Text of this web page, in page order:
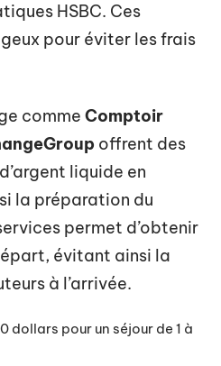
HSBC. Ces
pour éviter les frais
comme Comptoir
offrent des
liquide en
la préparation du
permet d’obtenir
évitant ainsi la
à l’arrivée.
dollars pour un séjour de 1 à